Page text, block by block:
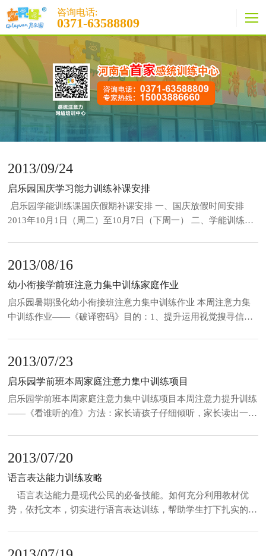
咨询电话:
0371-63588809
2013/09/24
启乐园国庆学习能力训练补课安排
启乐园学能训练课国庆假期补课安排 一、国庆放假时间安排
2013年10月1日（周二）至10月7日（下周一） 二、学能训练课
下周四（10月3日）
2013/08/16
幼小衔接学前班注意力集中训练家庭作业
启乐园暑期强化幼小衔接班注意力集中训练作业 本周注意力集
中训练作业——《破译密码》目的：1、提升运用视觉搜寻信息
2013/07/23
启乐园学前班本周家庭注意力集中训练项目
启乐园学前班本周家庭注意力集中训练项目本周注意力提升训练
——《看谁听的准》方法：家长请孩子仔细倾听，家长读出一组
果、桔子、熊猫、西红柿......目的：培养听觉专注力，提升听觉
备。
2013/07/20
语言表达能力训练攻略
语言表达能力是现代公民的必备技能。如何充分利用教材优
势，依托文本，切实进行语言表达训练，帮助学生打下扎实的语
画都具有一定的编排目的，体现了小学生以形象思维为主的特